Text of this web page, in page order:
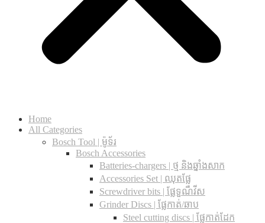
Home
All Categories
Bosch Tool | ម៉ូទ័រ
Bosch Accessories
Batteries-chargers | ថ្ម និងឆ្នាំងសាក
Accessories Set | ឈុតផ្លែ
Screwdriver bits | ផ្លែទួណឺវីស
Grinder Discs |​ ផ្លែកាត់/ឆាប
Steel cutting discs |​ ផ្លែកាត់ដែក